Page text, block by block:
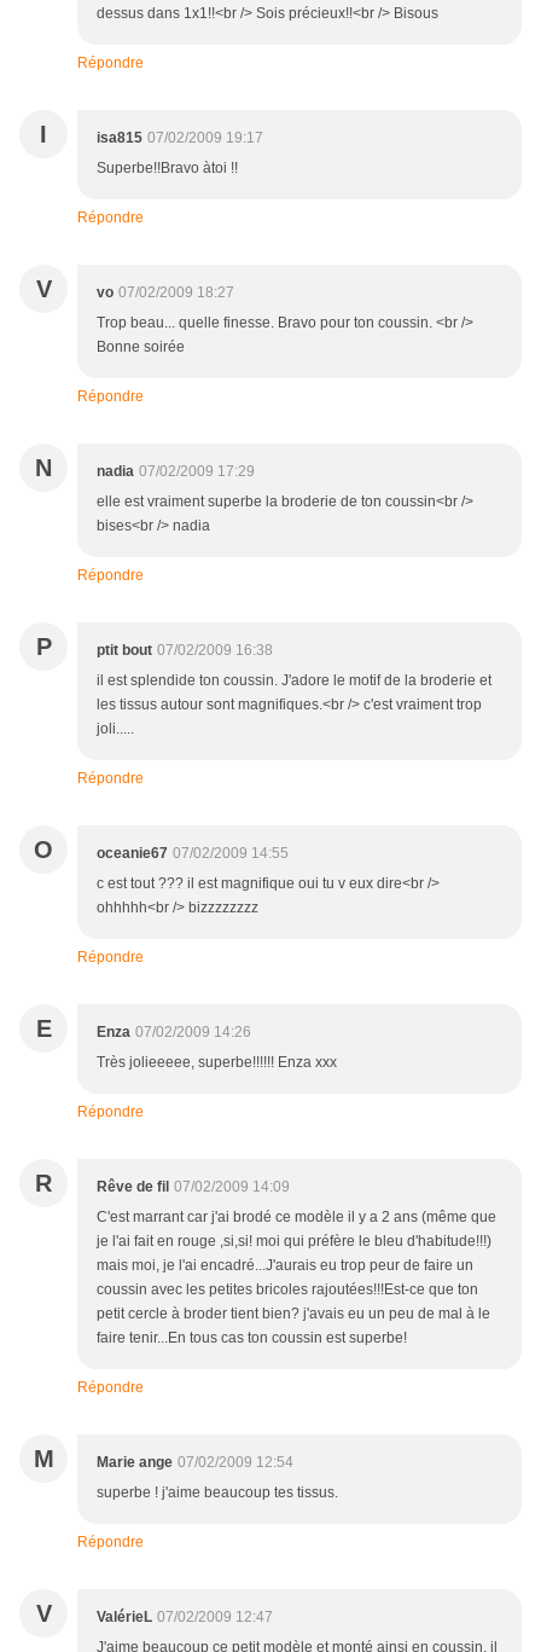
dessus dans 1x1!!<br /> Sois précieux!!<br /> Bisous
Répondre
I isa815 07/02/2009 19:17
Superbe!!Bravo àtoi !!
Répondre
V vo 07/02/2009 18:27
Trop beau... quelle finesse. Bravo pour ton coussin. <br />
Bonne soirée
Répondre
N nadia 07/02/2009 17:29
elle est vraiment superbe la broderie de ton coussin<br />
bises<br /> nadia
Répondre
P ptit bout 07/02/2009 16:38
il est splendide ton coussin. J'adore le motif de la broderie et
les tissus autour sont magnifiques.<br /> c'est vraiment trop
joli.....
Répondre
O oceanie67 07/02/2009 14:55
c est tout ??? il est magnifique oui tu v eux dire<br />
ohhhhh<br /> bizzzzzzzz
Répondre
E Enza 07/02/2009 14:26
Très jolieeeee, superbe!!!!!! Enza xxx
Répondre
R Rêve de fil 07/02/2009 14:09
C'est marrant car j'ai brodé ce modèle il y a 2 ans (même que
je l'ai fait en rouge ,si,si! moi qui préfère le bleu d'habitude!!!)
mais moi, je l'ai encadré...J'aurais eu trop peur de faire un
coussin avec les petites bricoles rajoutées!!!Est-ce que ton
petit cercle à broder tient bien? j'avais eu un peu de mal à le
faire tenir...En tous cas ton coussin est superbe!
Répondre
M Marie ange 07/02/2009 12:54
superbe ! j'aime beaucoup tes tissus.
Répondre
V ValérieL 07/02/2009 12:47
J'aime beaucoup ce petit modèle et monté ainsi en coussin, il